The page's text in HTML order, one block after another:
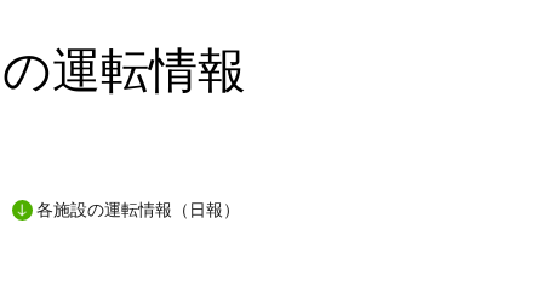
運転情報
各施設の運転情報（日報）